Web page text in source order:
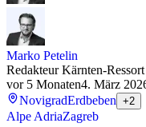
Marko Petelin
Redakteur Kärnten-Ressort
vor 5 Monaten4. März
NovigradErdbeben +2
Alpe AdriaZagreb